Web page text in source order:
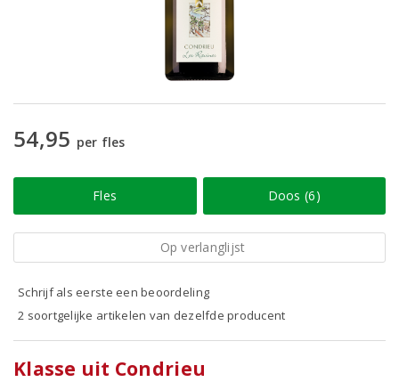
54,95 per fles
Fles Doos (6)
Op verlanglijst
Schrijf als eerste een beoordeling
2 soortgelijke artikelen van dezelfde producent
Klasse uit Condrieu